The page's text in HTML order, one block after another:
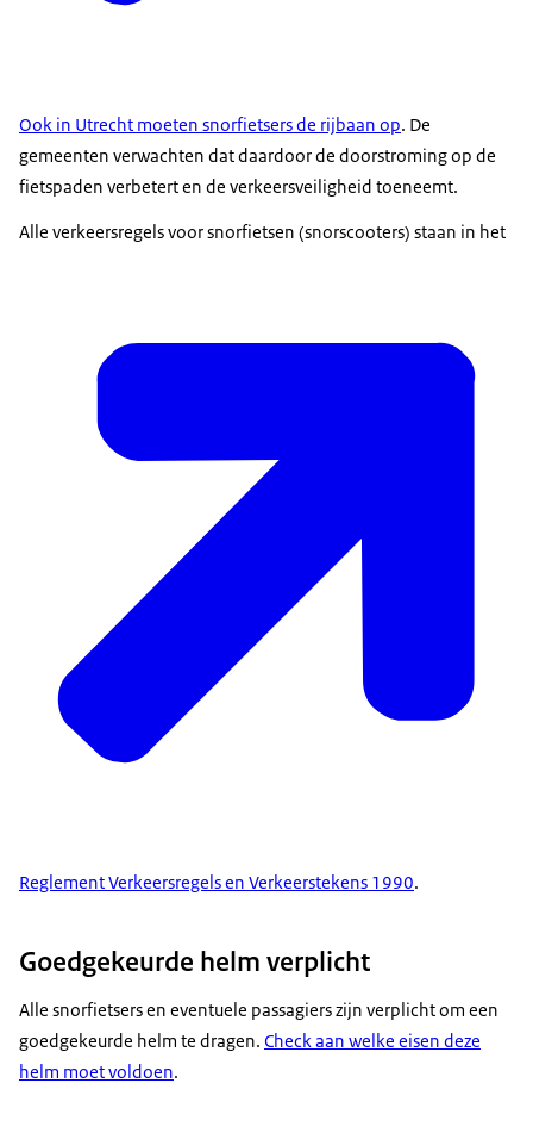
Ook in Utrecht moeten snorfietsers de rijbaan op. De
gemeenten verwachten dat daardoor de doorstroming op de
fietspaden verbetert en de verkeersveiligheid toeneemt.
Alle verkeersregels voor snorfietsen (snorscooters) staan in het
Reglement Verkeersregels en Verkeerstekens 1990.
Goedgekeurde helm verplicht
Alle snorfietsers en eventuele passagiers zijn verplicht om een
goedgekeurde helm te dragen. Check aan welke eisen deze
helm moet voldoen.